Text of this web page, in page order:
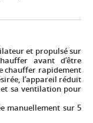
et propulsé sur
avant d’être
chauffer rapidement
l’appareil réduit
sa ventilation pour
manuellement sur 5